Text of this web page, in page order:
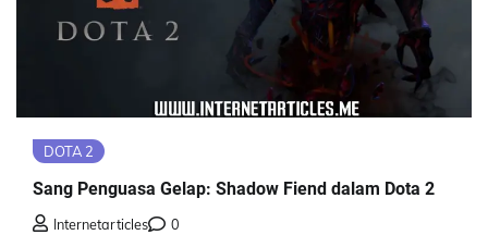
DOTA 2
Sang Penguasa Gelap: Shadow Fiend dalam Dota 2
Internetarticles 0